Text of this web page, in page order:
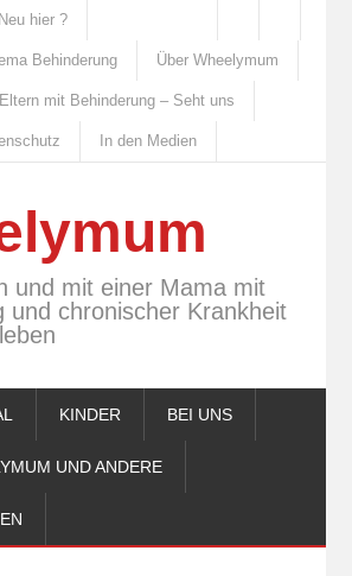
Neu hier ?
Behinderung Über Wheelymum
mit Behinderung – Seht uns
In den Medien
und mit einer Mama mit
und chronischer Krankheit
KINDER BEI UNS
UND ANDERE